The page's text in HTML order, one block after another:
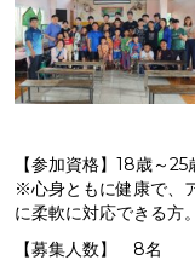
【参加資格】18歳～25
※心身ともに健康で、
に柔軟に対応できる方。
【募集人数】 8名